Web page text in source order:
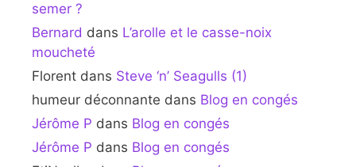
semer ?
Bernard dans L’arolle et le casse-noix
moucheté
Florent dans Steve ‘n’ Seagulls (1)
humeur déconnante dans Blog en congés
Jérôme P dans Blog en congés
Jérôme P dans Blog en congés